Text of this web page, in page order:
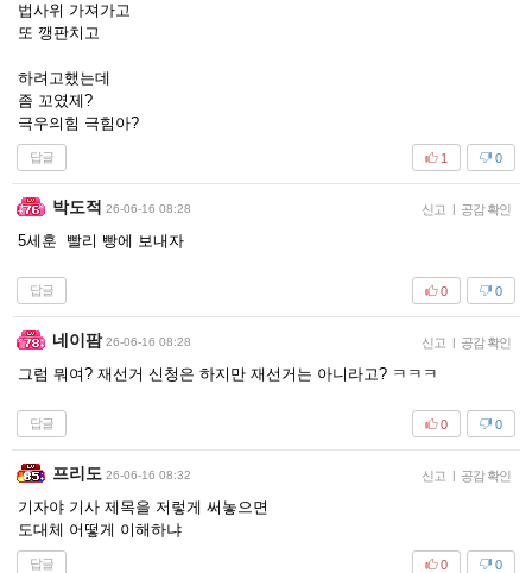
법사위 가져가고
또 깽판치고
하려고했는데
좀 꼬였제?
극우의힘 극힘아?
답글 0
1
박도적 26-06-16 08:28 신고 공감 확인
5세훈 빨리 빵에 보내자
답글 0
0
네이팜 26-06-16 08:28 신고 공감 확인
그럼 뭐여? 재선거 신청은 하지만 재선거는 아니라고? ㅋㅋㅋ
답글 0
0
프리도 26-06-16 08:32 신고 공감 확인
기자야 기사 제목을 저렇게 써놓으면
도대체 어떻게 이해하냐
답글 0
0